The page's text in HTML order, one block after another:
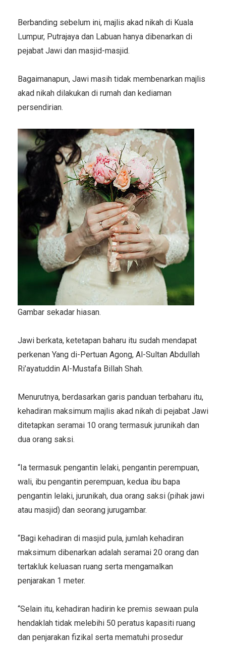
Berbanding sebelum ini, majlis akad nikah di Kuala
Lumpur, Putrajaya dan Labuan hanya dibenarkan di
pejabat Jawi dan masjid-masjid.
Bagaimanapun, Jawi masih tidak membenarkan majlis
akad nikah dilakukan di rumah dan kediaman
persendirian.
Gambar sekadar hiasan.
Jawi berkata, ketetapan baharu itu sudah mendapat
perkenan Yang di-Pertuan Agong, Al-Sultan Abdullah
Ri’ayatuddin Al-Mustafa Billah Shah.
Menurutnya, berdasarkan garis panduan terbaharu itu,
kehadiran maksimum majlis akad nikah di pejabat Jawi
ditetapkan seramai 10 orang termasuk jurunikah dan
dua orang saksi.
“Ia termasuk pengantin lelaki, pengantin perempuan,
wali, ibu pengantin perempuan, kedua ibu bapa
pengantin lelaki, jurunikah, dua orang saksi (pihak jawi
atau masjid) dan seorang jurugambar.
“Bagi kehadiran di masjid pula, jumlah kehadiran
maksimum dibenarkan adalah seramai 20 orang dan
tertakluk keluasan ruang serta mengamalkan
penjarakan 1 meter.
“Selain itu, kehadiran hadirin ke premis sewaan pula
hendaklah tidak melebihi 50 peratus kapasiti ruang
dan penjarakan fizikal serta mematuhi prosedur